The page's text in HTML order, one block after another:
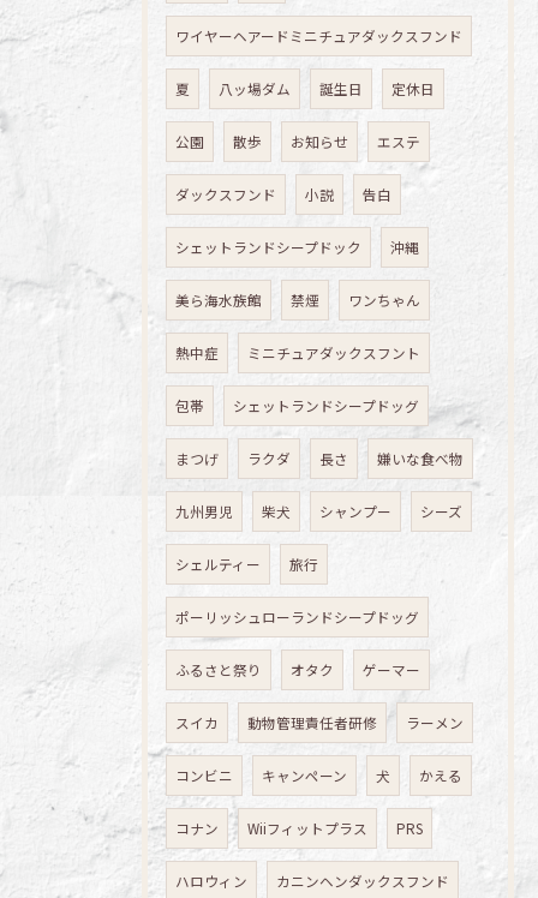
ワイヤーヘアードミニチュアダックスフンド
夏 八ッ場ダム 誕生日 定休日
公園 散歩 お知らせ エステ
ダックスフンド 小説 告白
シェットランドシープドック 沖縄
美ら海水族館 禁煙 ワンちゃん
熱中症 ミニチュアダックスフント
包帯 シェットランドシープドッグ
まつげ ラクダ 長さ 嫌いな食べ物
九州男児 柴犬 シャンプー シーズ
シェルティー 旅行
ポーリッシュローランドシープドッグ
ふるさと祭り オタク ゲーマー
スイカ 動物管理責任者研修 ラーメン
コンビニ キャンペーン 犬 かえる
コナン Wiiフィットプラス PRS
ハロウィン カニンヘンダックスフンド